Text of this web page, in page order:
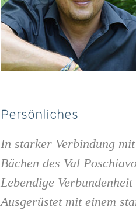
Persönliches
In starker Verbindung
Bächen des Val
Lebendige
Ausgerüstet mit einem